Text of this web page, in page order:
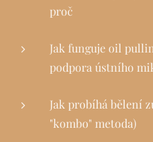
proč
Jak funguje oil
podpora ústního
Jak probíhá bělení
"kombo" metoda)